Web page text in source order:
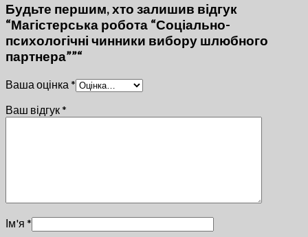
Будьте першим, хто залишив відгук
“Магістерська робота “Соціально-
психологічні чинники вибору шлюбного
партнера””“
Ваша оцінка *
Ваш відгук*
Ім'я *